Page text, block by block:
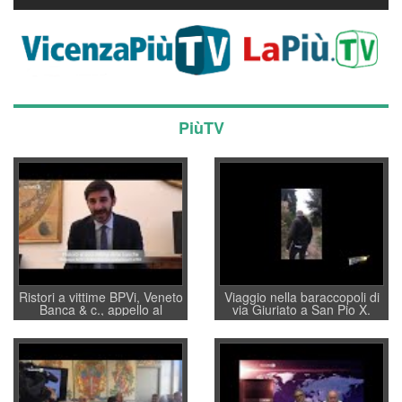
PiùTV
Ristori a vittime BPVi, Veneto
Banca & c., appello al
sottosegretario Alessio
Villarosa: per mettere ordine
convochi con Di Maio CNCU
a supporto della cabina di
regia al Mef
Viaggio nella baraccopoli di
via Giuriato a San Pio X.
Vicenza ai Vicentini: “faremo
un regalo di Natale ai
residenti”